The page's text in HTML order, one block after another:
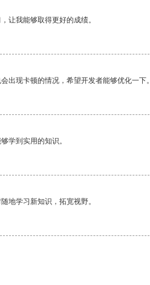
让我能够取得更好的成绩。
出现卡顿的情况，希望开发者能够优化一下。
学到实用的知识。
地学习新知识，拓宽视野。